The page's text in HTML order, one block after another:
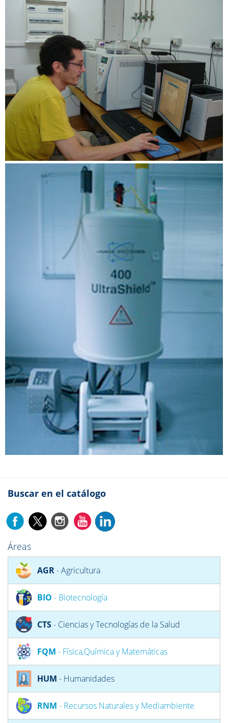
Buscar en el catálogo
Áreas
AGR- Agricultura
BIO - Biotecnología
CTS- Ciencias y Tecnologías de la Salud
FQM - Física,Química y Matemáticas
HUM - Humanidades
RNM - Recursos Naturales y Mediambiente